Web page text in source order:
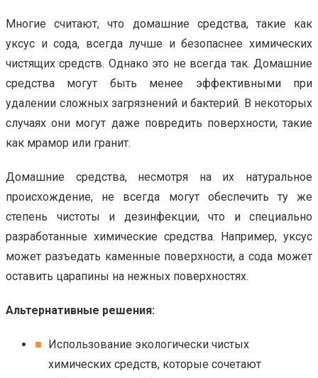
Многие считают, что домашние средства, такие как
уксус и сода, всегда лучше и безопаснее химических
чистящих средств. Однако это не всегда так. Домашние
средства могут быть менее эффективными при
удалении сложных загрязнений и бактерий. В некоторых
случаях они могут даже повредить поверхности, такие
как мрамор или гранит.
Домашние средства, несмотря на их натуральное
происхождение, не всегда могут обеспечить ту же
степень чистоты и дезинфекции, что и специально
разработанные химические средства. Например, уксус
может разъедать каменные поверхности, а сода может
оставить царапины на нежных поверхностях.
Альтернативные решения:
Использование экологически чистых
химических средств, которые сочетают